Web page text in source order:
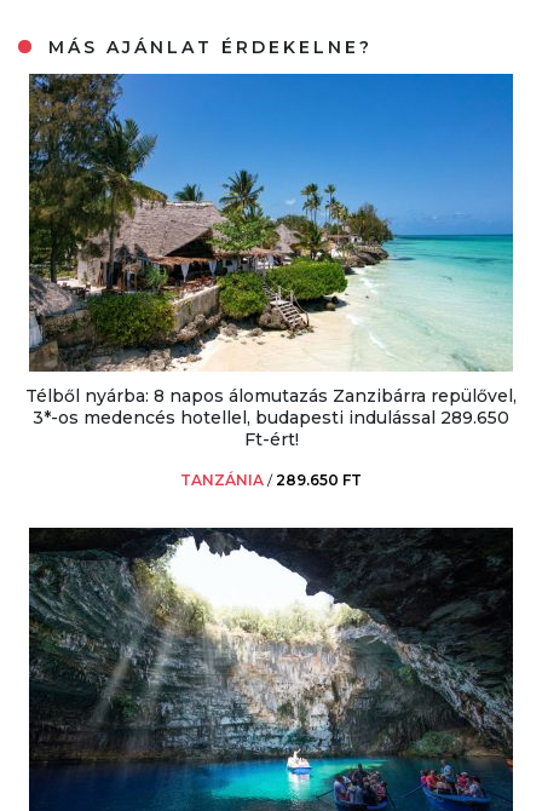
MÁS AJÁNLAT ÉRDEKELNE?
Télből nyárba: 8 napos álomutazás Zanzibárra repülővel,
3*-os medencés hotellel, budapesti indulással 289.650
Ft-ért!
TANZÁNIA /289.650 FT